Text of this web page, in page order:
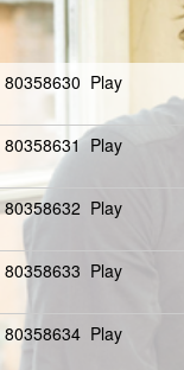
80358630 Play
80358631 Play
80358632 Play
80358633 Play
80358634 Play